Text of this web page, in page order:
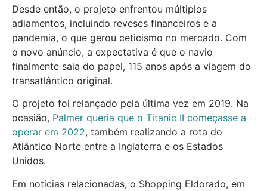
Desde então, o projeto enfrentou múltiplos
adiamentos, incluindo reveses financeiros e a
pandemia, o que gerou ceticismo no mercado. Com
o novo anúncio, a expectativa é que o navio
finalmente saia do papel, 115 anos após a viagem do
transatlântico original.
O projeto foi relançado pela última vez em 2019. Na
ocasião, Palmer queria que o Titanic II começasse a
operar em 2022, também realizando a rota do
Atlântico Norte entre a Inglaterra e os Estados
Unidos.
Em notícias relacionadas, o Shopping Eldorado, em